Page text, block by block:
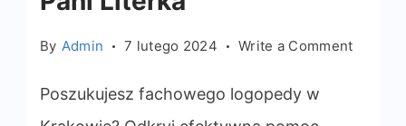
By Admin 7 lutego 2024 Write a Commenton
Poszukujesz fachowego logopedy w